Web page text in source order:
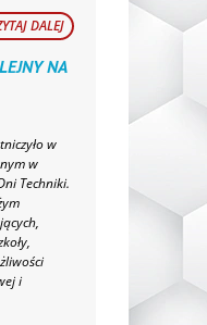
DALEJ
NA
w
w
Techniki.
i